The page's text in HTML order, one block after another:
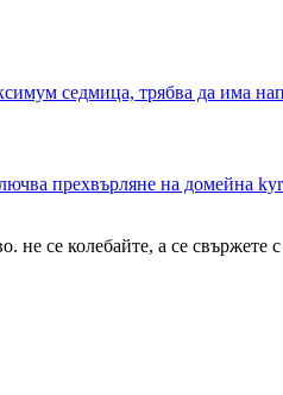
седмица, трябва да има
прехвърляне на домейна
не се колебайте, а се свържете с